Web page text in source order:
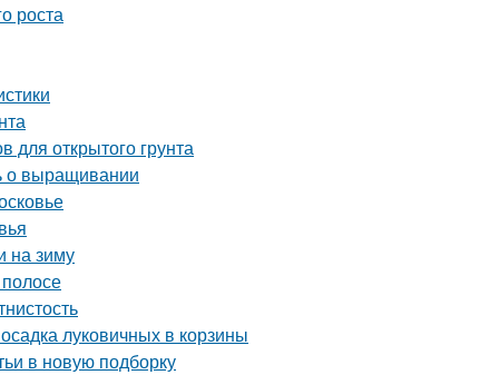
роста
для открытого грунта
о выращивании
на зиму
луковичных в корзины
в новую подборку